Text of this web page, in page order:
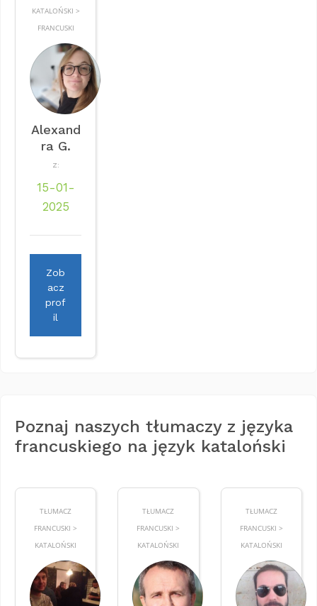
KATALOŃSKI >
FRANCUSKI
Alexand
ra G.
Z:
15-01-
2025
Zob
acz
prof
il
Poznaj naszych tłumaczy z języka
francuskiego na język kataloński
TŁUMACZ
FRANCUSKI >
KATALOŃSKI
TŁUMACZ
FRANCUSKI >
KATALOŃSKI
TŁUMACZ
FRANCUSKI >
KATALOŃSKI